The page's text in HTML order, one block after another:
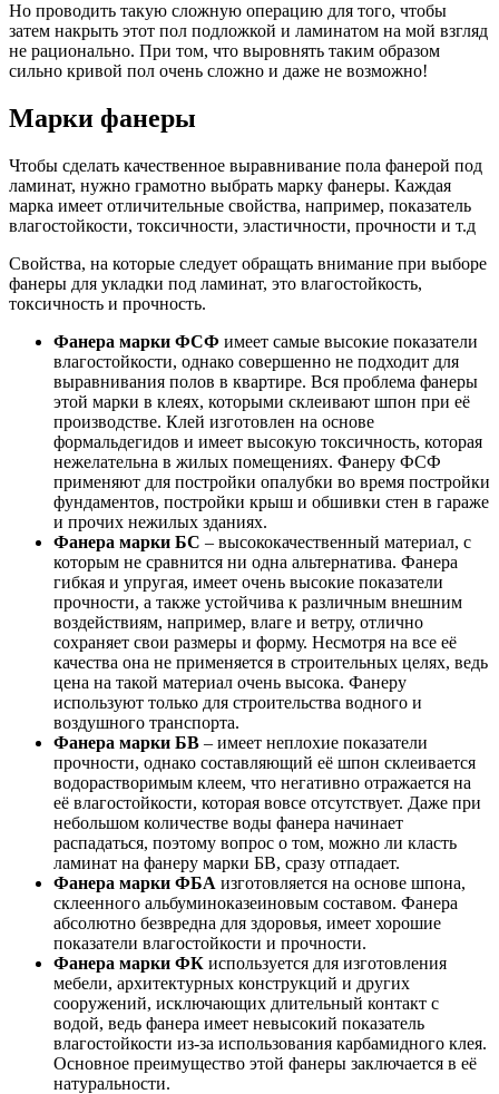
Но проводить такую сложную операцию для того, чтобы
затем накрыть этот пол подложкой и ламинатом на мой взгляд
не рационально. При том, что выровнять таким образом
сильно кривой пол очень сложно и даже не возможно!
Марки фанеры
Чтобы сделать качественное выравнивание пола фанерой под
ламинат, нужно грамотно выбрать марку фанеры. Каждая
марка имеет отличительные свойства, например, показатель
влагостойкости, токсичности, эластичности, прочности и т.д
Свойства, на которые следует обращать внимание при выборе
фанеры для укладки под ламинат, это влагостойкость,
токсичность и прочность.
Фанера марки ФСФ имеет самые высокие показатели
влагостойкости, однако совершенно не подходит для
выравнивания полов в квартире. Вся проблема фанеры
этой марки в клеях, которыми склеивают шпон при её
производстве. Клей изготовлен на основе
формальдегидов и имеет высокую токсичность, которая
нежелательна в жилых помещениях. Фанеру ФСФ
применяют для постройки опалубки во время постройки
фундаментов, постройки крыш и обшивки стен в гараже
и прочих нежилых зданиях.
Фанера марки БС – высококачественный материал, с
которым не сравнится ни одна альтернатива. Фанера
гибкая и упругая, имеет очень высокие показатели
прочности, а также устойчива к различным внешним
воздействиям, например, влаге и ветру, отлично
сохраняет свои размеры и форму. Несмотря на все её
качества она не применяется в строительных целях, ведь
цена на такой материал очень высока. Фанеру
используют только для строительства водного и
воздушного транспорта.
Фанера марки БВ – имеет неплохие показатели
прочности, однако составляющий её шпон склеивается
водорастворимым клеем, что негативно отражается на
её влагостойкости, которая вовсе отсутствует. Даже при
небольшом количестве воды фанера начинает
распадаться, поэтому вопрос о том, можно ли класть
ламинат на фанеру марки БВ, сразу отпадает.
Фанера марки ФБА изготовляется на основе шпона,
склеенного альбуминоказеиновым составом. Фанера
абсолютно безвредна для здоровья, имеет хорошие
показатели влагостойкости и прочности.
Фанера марки ФК используется для изготовления
мебели, архитектурных конструкций и других
сооружений, исключающих длительный контакт с
водой, ведь фанера имеет невысокий показатель
влагостойкости из-за использования карбамидного клея.
Основное преимущество этой фанеры заключается в её
натуральности.